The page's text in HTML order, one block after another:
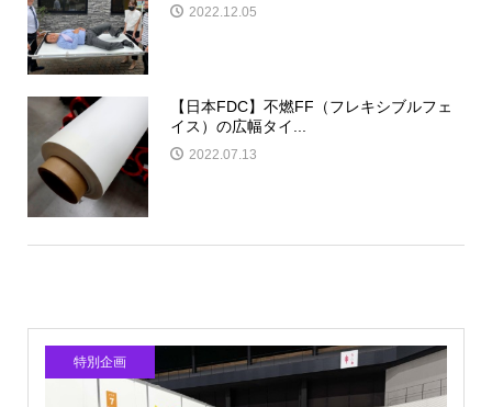
2022.12.05
【日本FDC】不燃FF（フレキシブルフェ
イス）の広幅タイ...
2022.07.13
特別企画